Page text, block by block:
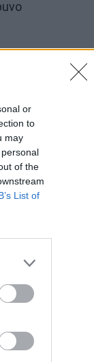
or
to
may
of the
List of